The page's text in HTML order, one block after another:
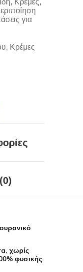
, Κρέμες,
για
, Κρέμες
χωρίς
φυσικής